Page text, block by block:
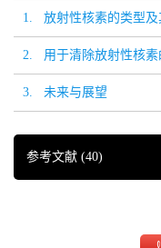
1. 放射性核素的类型及
2. 用于清除放射性核素
3. 未来与展望
参考文献 (40)